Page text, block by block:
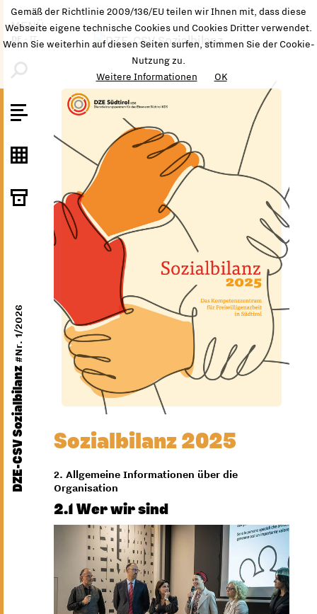
MENÜ
DE - IT
DZE-CSV Sozialbilanz
#Nr. 1/2026
Sozialbilanz 2025
2. Allgemeine Informationen über die
Organisation
2.1 Wer wir sind
Gemäß der Richtlinie 2009/136/EU teilen wir Ihnen mit, dass diese
Webseite eigene technische Cookies und Cookies Dritter verwendet.
Wenn Sie weiterhin auf diesen Seiten surfen, stimmen Sie der Cookie-
Nutzung zu.
Weitere Informationen
OK